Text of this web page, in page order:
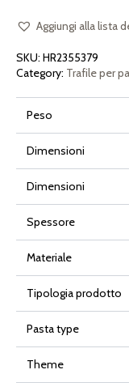
Philips
Avance
e
Serie
7000
Aggiungi alla lista
SKU: HR2355379
Category: Trafile per
Peso
Dimensioni
Dimensioni
Spessore
Materiale
Tipologia prodotto
Pasta type
Theme